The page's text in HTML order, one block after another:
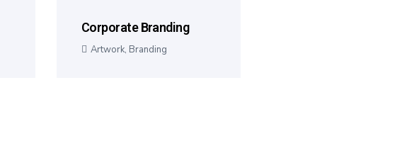
Corporate Branding
Artwork, Branding